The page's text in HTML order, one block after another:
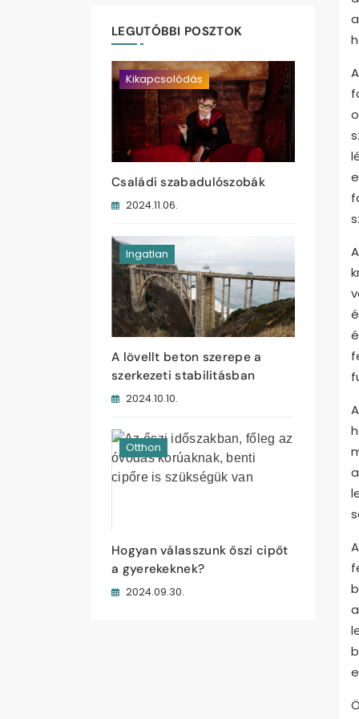
LEGUTÓBBI POSZTOK
Kikapcsolódás
Családi szabadulószobák
2024.11.06.
Ingatlan
A lövellt beton szerepe a
szerkezeti stabilitásban
2024.10.10.
Otthon
Hogyan válasszunk őszi cipőt
a gyerekeknek?
2024.09.30.